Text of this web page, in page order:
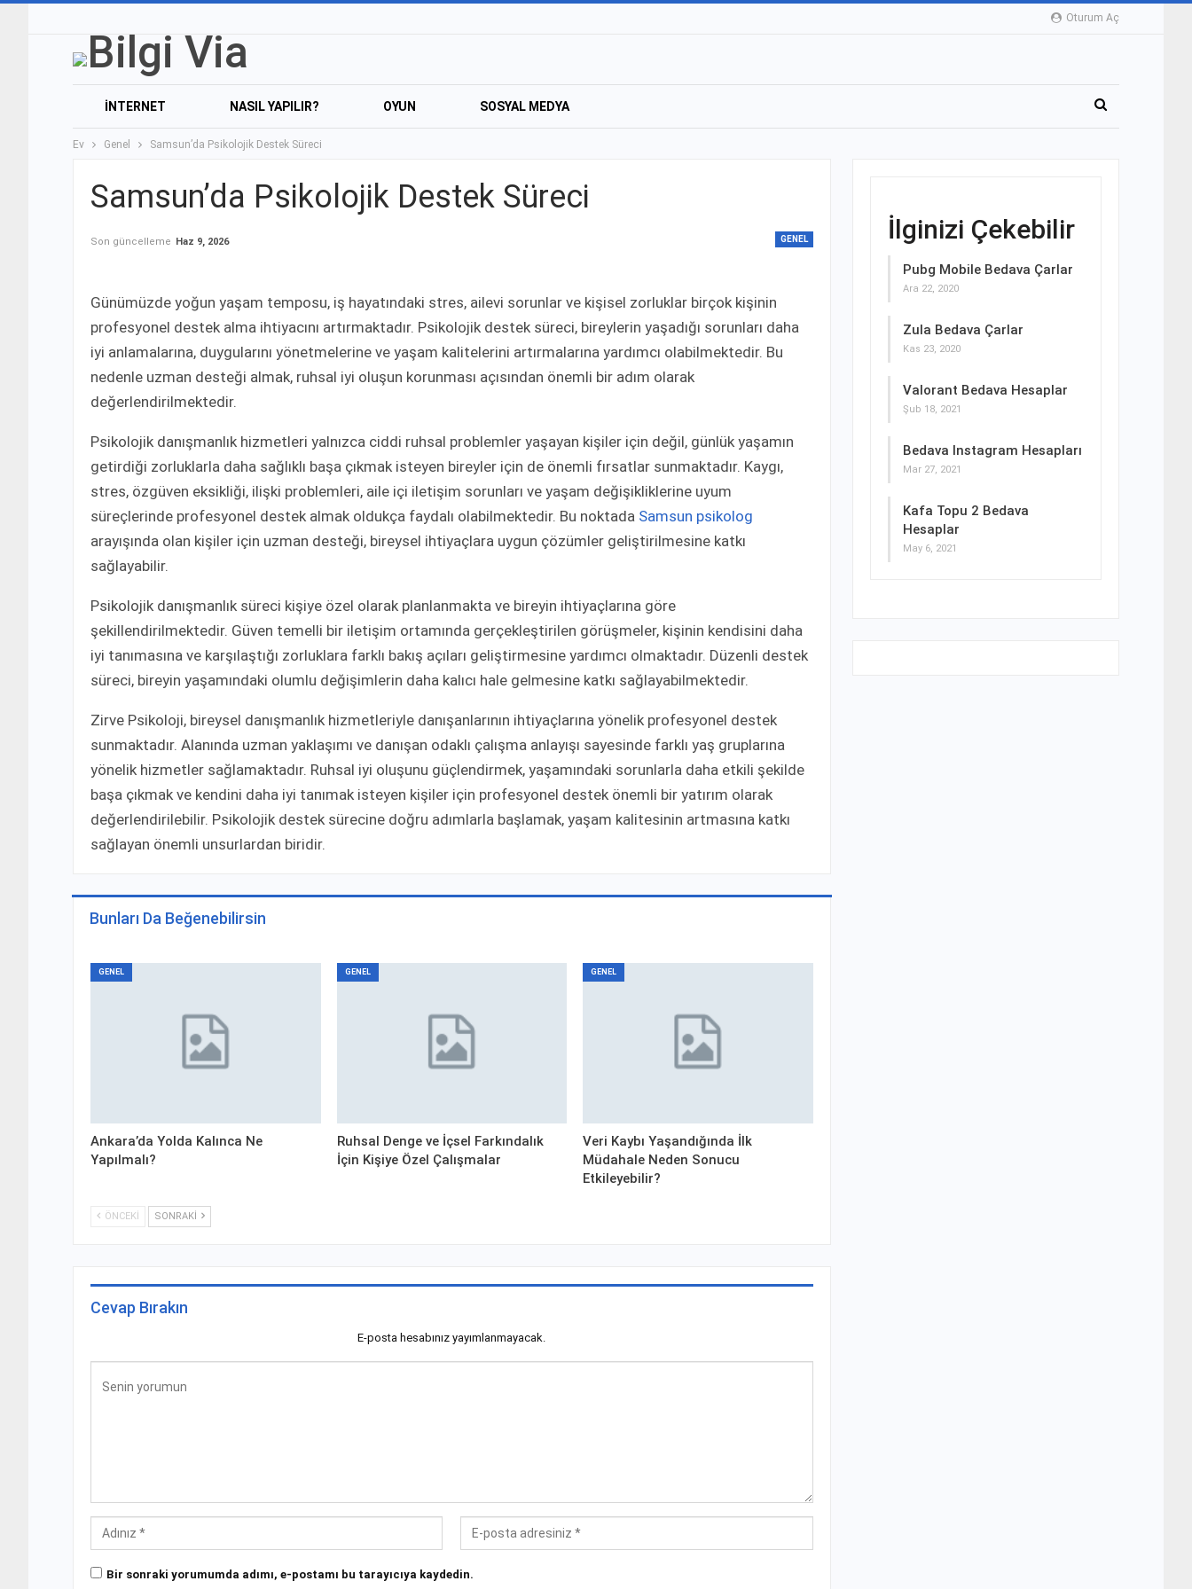
Oturum Aç
İNTERNET NASIL YAPILIR? OYUN SOSYAL MEDYA
Ev Genel Samsun’da Psikolojik Destek Süreci
Samsun’da Psikolojik Destek Süreci
GENEL
Son güncelleme Haz 9, 2026
Günümüzde yoğun yaşam temposu, iş hayatındaki stres, ailevi sorunlar ve kişisel zorluklar birçok kişinin
profesyonel destek alma ihtiyacını artırmaktadır. Psikolojik destek süreci, bireylerin yaşadığı sorunları daha
iyi anlamalarına, duygularını yönetmelerine ve yaşam kalitelerini artırmalarına yardımcı olabilmektedir. Bu
nedenle uzman desteği almak, ruhsal iyi oluşun korunması açısından önemli bir adım olarak
değerlendirilmektedir.
Psikolojik danışmanlık hizmetleri yalnızca ciddi ruhsal problemler yaşayan kişiler için değil, günlük yaşamın
getirdiği zorluklarla daha sağlıklı başa çıkmak isteyen bireyler için de önemli fırsatlar sunmaktadır. Kaygı,
stres, özgüven eksikliği, ilişki problemleri, aile içi iletişim sorunları ve yaşam değişikliklerine uyum
süreçlerinde profesyonel destek almak oldukça faydalı olabilmektedir. Bu noktada Samsun psikolog
arayışında olan kişiler için uzman desteği, bireysel ihtiyaçlara uygun çözümler geliştirilmesine katkı
sağlayabilir.
Psikolojik danışmanlık süreci kişiye özel olarak planlanmakta ve bireyin ihtiyaçlarına göre
şekillendirilmektedir. Güven temelli bir iletişim ortamında gerçekleştirilen görüşmeler, kişinin kendisini daha
iyi tanımasına ve karşılaştığı zorluklara farklı bakış açıları geliştirmesine yardımcı olmaktadır. Düzenli destek
süreci, bireyin yaşamındaki olumlu değişimlerin daha kalıcı hale gelmesine katkı sağlayabilmektedir.
Zirve Psikoloji, bireysel danışmanlık hizmetleriyle danışanlarının ihtiyaçlarına yönelik profesyonel destek
sunmaktadır. Alanında uzman yaklaşımı ve danışan odaklı çalışma anlayışı sayesinde farklı yaş gruplarına
yönelik hizmetler sağlamaktadır. Ruhsal iyi oluşunu güçlendirmek, yaşamındaki sorunlarla daha etkili şekilde
başa çıkmak ve kendini daha iyi tanımak isteyen kişiler için profesyonel destek önemli bir yatırım olarak
değerlendirilebilir. Psikolojik destek sürecine doğru adımlarla başlamak, yaşam kalitesinin artmasına katkı
sağlayan önemli unsurlardan biridir.
Bunları Da Beğenebilirsin
GENEL
Ankara’da Yolda Kalınca Ne
Yapılmalı?
GENEL
Ruhsal Denge ve İçsel Farkındalık
İçin Kişiye Özel Çalışmalar
GENEL
Veri Kaybı Yaşandığında İlk
Müdahale Neden Sonucu
Etkileyebilir?
ÖNCEKI SONRAKI
Cevap Bırakın
E-posta hesabınız yayımlanmayacak.
Bir sonraki yorumumda adımı, e-postamı bu tarayıcıya kaydedin.
İlginizi Çekebilir
Pubg Mobile Bedava Çarlar
Ara 22, 2020
Zula Bedava Çarlar
Kas 23, 2020
Valorant Bedava Hesaplar
Şub 18, 2021
Bedava Instagram Hesapları
Mar 27, 2021
Kafa Topu 2 Bedava
Hesaplar
May 6, 2021